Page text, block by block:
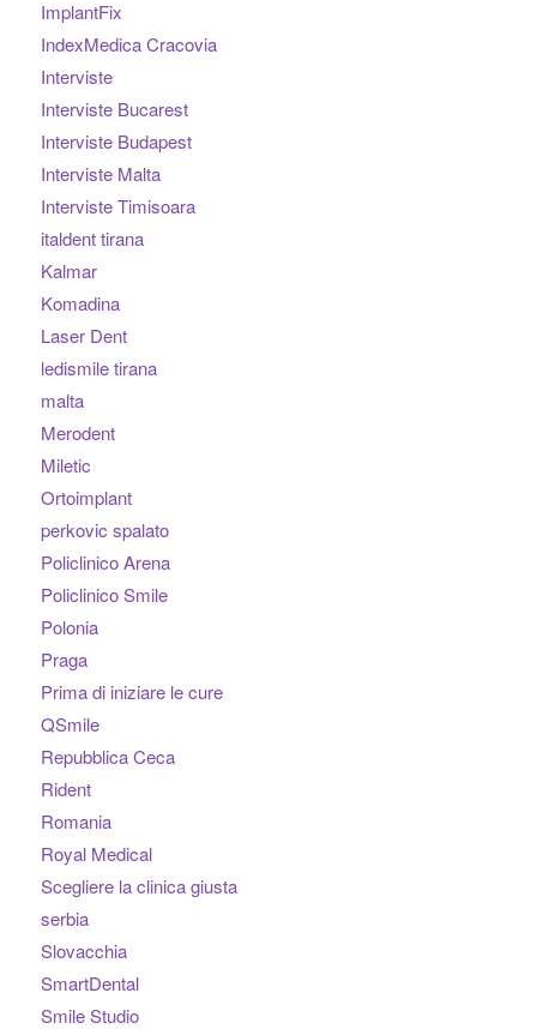
ImplantFix
IndexMedica Cracovia
Interviste
Interviste Bucarest
Interviste Budapest
Interviste Malta
Interviste Timisoara
italdent tirana
Kalmar
Komadina
Laser Dent
ledismile tirana
malta
Merodent
Miletic
Ortoimplant
perkovic spalato
Policlinico Arena
Policlinico Smile
Polonia
Praga
Prima di iniziare le cure
QSmile
Repubblica Ceca
Rident
Romania
Royal Medical
Scegliere la clinica giusta
serbia
Slovacchia
SmartDental
Smile Studio